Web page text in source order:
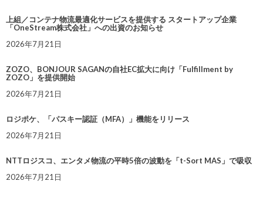
上組／コンテナ物流最適化サービスを提供する スタートアップ企業
「OneStream株式会社」への出資のお知らせ
2026年7月21日
ZOZO、BONJOUR SAGANの自社EC拡大に向け「Fulfillment by
ZOZO」を提供開始
2026年7月21日
ロジポケ、「パスキー認証（MFA）」機能をリリース
2026年7月21日
NTTロジスコ、エンタメ物流の平時5倍の波動を「t-Sort MAS」で吸収
2026年7月21日